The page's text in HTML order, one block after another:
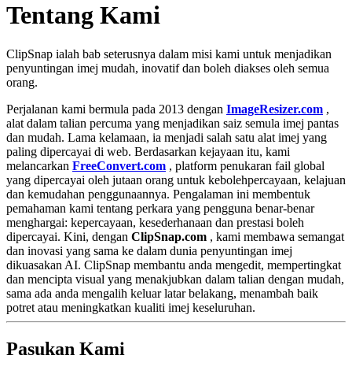
Tentang Kami
ClipSnap ialah bab seterusnya dalam misi kami untuk menjadikan
penyuntingan imej mudah, inovatif dan boleh diakses oleh semua
orang.
Perjalanan kami bermula pada 2013 dengan ImageResizer.com ,
alat dalam talian percuma yang menjadikan saiz semula imej pantas
dan mudah. Lama kelamaan, ia menjadi salah satu alat imej yang
paling dipercayai di web. Berdasarkan kejayaan itu, kami
melancarkan FreeConvert.com , platform penukaran fail global
yang dipercayai oleh jutaan orang untuk kebolehpercayaan, kelajuan
dan kemudahan penggunaannya. Pengalaman ini membentuk
pemahaman kami tentang perkara yang pengguna benar-benar
menghargai: kepercayaan, kesederhanaan dan prestasi boleh
dipercayai. Kini, dengan ClipSnap.com , kami membawa semangat
dan inovasi yang sama ke dalam dunia penyuntingan imej
dikuasakan AI. ClipSnap membantu anda mengedit, mempertingkat
dan mencipta visual yang menakjubkan dalam talian dengan mudah,
sama ada anda mengalih keluar latar belakang, menambah baik
potret atau meningkatkan kualiti imej keseluruhan.
Pasukan Kami